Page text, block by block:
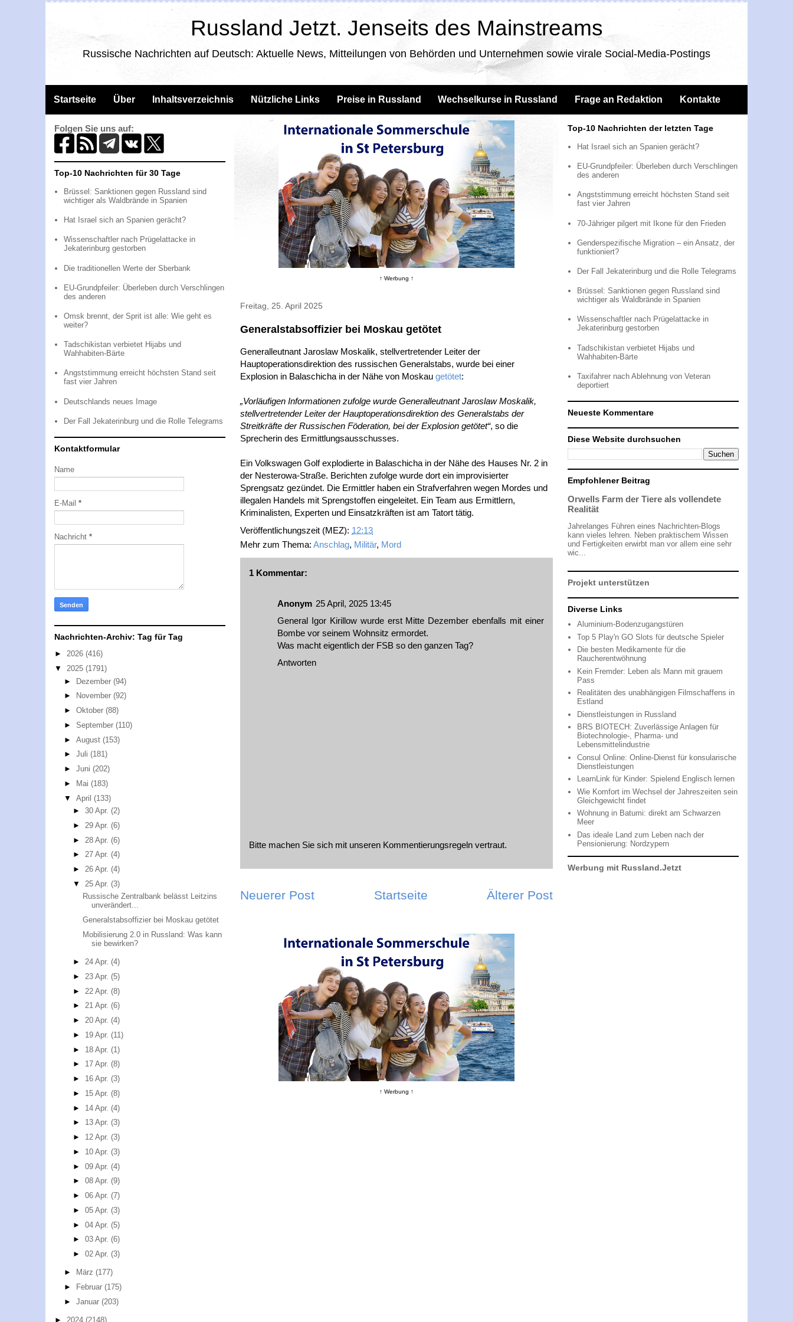
Russland Jetzt. Jenseits des Mainstreams
Russische Nachrichten auf Deutsch: Aktuelle News, Mitteilungen von Behörden und Unternehmen sowie virale Social-Media-Postings
Startseite Über Inhaltsverzeichnis Nützliche Links Preise in Russland Wechselkurse in Russland Frage an Redaktion Kontakte
↑ Werbung ↑
Freitag, 25. April 2025
Generalstabsoffizier bei Moskau getötet
Generalleutnant Jaroslaw Moskalik, stellvertretender Leiter der
Hauptoperationsdirektion des russischen Generalstabs, wurde bei einer
Explosion in Balaschicha in der Nähe von Moskau getötet:
„Vorläufigen Informationen zufolge wurde Generalleutnant Jaroslaw Moskalik,
stellvertretender Leiter der Hauptoperationsdirektion des Generalstabs der
Streitkräfte der Russischen Föderation, bei der Explosion getötet“, so die
Sprecherin des Ermittlungsausschusses.
Ein Volkswagen Golf explodierte in Balaschicha in der Nähe des Hauses Nr. 2 in
der Nesterowa-Straße. Berichten zufolge wurde dort ein improvisierter
Sprengsatz gezündet. Die Ermittler haben ein Strafverfahren wegen Mordes und
illegalen Handels mit Sprengstoffen eingeleitet. Ein Team aus Ermittlern,
Kriminalisten, Experten und Einsatzkräften ist am Tatort tätig.
Veröffentlichungszeit (MEZ): 12:13
Mehr zum Thema: Anschlag, Militär, Mord
1 Kommentar:
Anonym 25 April, 2025 13:45
General Igor Kirillow wurde erst Mitte Dezember ebenfalls mit einer
Bombe vor seinem Wohnsitz ermordet.
Was macht eigentlich der FSB so den ganzen Tag?
Antworten
Bitte machen Sie sich mit unseren Kommentierungsregeln vertraut.
Neuerer Post Älterer Post
Startseite
↑ Werbung ↑
Folgen Sie uns auf:
Top-10 Nachrichten für 30 Tage
Brüssel: Sanktionen gegen Russland sind
wichtiger als Waldbrände in Spanien
Hat Israel sich an Spanien gerächt?
Wissenschaftler nach Prügelattacke in
Jekaterinburg gestorben
Die traditionellen Werte der Sberbank
EU-Grundpfeiler: Überleben durch Verschlingen
des anderen
Omsk brennt, der Sprit ist alle: Wie geht es
weiter?
Tadschikistan verbietet Hijabs und
Wahhabiten-Bärte
Angststimmung erreicht höchsten Stand seit
fast vier Jahren
Deutschlands neues Image
Der Fall Jekaterinburg und die Rolle Telegrams
Kontaktformular
Name
E-Mail *
Nachricht *
Nachrichten-Archiv: Tag für Tag
► 2026 (416)
▼ 2025 (1791)
► Dezember (94)
►
November (92)
► Oktober (88)
► September (110)
► August (153)
► Juli (181)
► Juni (202)
►
Mai (183)
▼ April (133)
►30 Apr.(2)
► 29 Apr.(6)
► 28 Apr.(6)
►27 Apr.(4)
►26 Apr.(4)
▼ 25 Apr.(3)
Russische Zentralbank belässt Leitzins
unverändert...
Generalstabsoffizier bei Moskau getötet
Mobilisierung 2.0 in Russland: Was kann
sie bewirken?
►24 Apr.(4)
► 23 Apr.(5)
► 22 Apr.(8)
►21 Apr.(6)
►20 Apr.(4)
► 19 Apr.(11)
► 18 Apr.(1)
► 17 Apr.(8)
► 16 Apr.(3)
► 15 Apr.(8)
► 14 Apr.(4)
► 13 Apr.(3)
► 12 Apr.(3)
► 10 Apr.(3)
►09 Apr.(4)
►08 Apr.(9)
►06 Apr.(7)
►05 Apr.(3)
►04 Apr.(5)
►03 Apr.(6)
►02 Apr.(3)
► März (177)
►
Februar (175)
► Januar (203)
► 2024 (2148)
Top-10 Nachrichten der letzten Tage
Hat Israel sich an Spanien gerächt?
EU-Grundpfeiler: Überleben durch Verschlingen
des anderen
Angststimmung erreicht höchsten Stand seit
fast vier Jahren
70-Jähriger pilgert mit Ikone für den Frieden
Genderspezifische Migration – ein Ansatz, der
funktioniert?
Der Fall Jekaterinburg und die Rolle Telegrams
Brüssel: Sanktionen gegen Russland sind
wichtiger als Waldbrände in Spanien
Wissenschaftler nach Prügelattacke in
Jekaterinburg gestorben
Tadschikistan verbietet Hijabs und
Wahhabiten-Bärte
Taxifahrer nach Ablehnung von Veteran
deportiert
Neueste Kommentare
Diese Website durchsuchen
Empfohlener Beitrag
Orwells Farm der Tiere als vollendete
Realität
Jahrelanges Führen eines Nachrichten-Blogs
kann vieles lehren. Neben praktischem Wissen
und Fertigkeiten erwirbt man vor allem eine sehr
wic...
Projekt unterstützen
Diverse Links
Aluminium-Bodenzugangstüren
Top 5 Play'n GO Slots für deutsche Spieler
Die besten Medikamente für die
Raucherentwöhnung
Kein Fremder: Leben als Mann mit grauem
Pass
Realitäten des unabhängigen Filmschaffens in
Estland
Dienstleistungen in Russland
BRS BIOTECH: Zuverlässige Anlagen für
Biotechnologie-, Pharma- und
Lebensmittelindustrie
Consul Online: Online-Dienst für konsularische
Dienstleistungen
LearnLink für Kinder: Spielend Englisch lernen
Wie Komfort im Wechsel der Jahreszeiten sein
Gleichgewicht findet
Wohnung in Batumi: direkt am Schwarzen
Meer
Das ideale Land zum Leben nach der
Pensionierung: Nordzypern
Werbung mit Russland.Jetzt